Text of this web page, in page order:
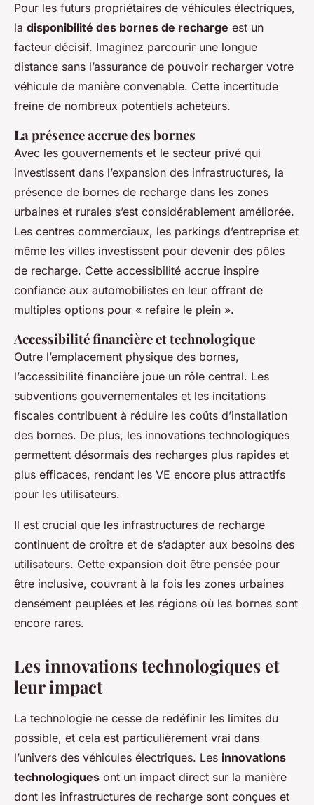
Pour les futurs propriétaires de véhicules électriques,
la disponibilité des bornes de recharge est un
facteur décisif. Imaginez parcourir une longue
distance sans l’assurance de pouvoir recharger votre
véhicule de manière convenable. Cette incertitude
freine de nombreux potentiels acheteurs.
La présence accrue des bornes
Avec les gouvernements et le secteur privé qui
investissent dans l’expansion des infrastructures, la
présence de bornes de recharge dans les zones
urbaines et rurales s’est considérablement améliorée.
Les centres commerciaux, les parkings d’entreprise et
même les villes investissent pour devenir des pôles
de recharge. Cette accessibilité accrue inspire
confiance aux automobilistes en leur offrant de
multiples options pour « refaire le plein ».
Accessibilité financière et technologique
Outre l’emplacement physique des bornes,
l’accessibilité financière joue un rôle central. Les
subventions gouvernementales et les incitations
fiscales contribuent à réduire les coûts d’installation
des bornes. De plus, les innovations technologiques
permettent désormais des recharges plus rapides et
plus efficaces, rendant les VE encore plus attractifs
pour les utilisateurs.
Il est crucial que les infrastructures de recharge
continuent de croître et de s’adapter aux besoins des
utilisateurs. Cette expansion doit être pensée pour
être inclusive, couvrant à la fois les zones urbaines
densément peuplées et les régions où les bornes sont
encore rares.
Les innovations technologiques et
leur impact
La technologie ne cesse de redéfinir les limites du
possible, et cela est particulièrement vrai dans
l’univers des véhicules électriques. Les innovations
technologiques ont un impact direct sur la manière
dont les infrastructures de recharge sont conçues et